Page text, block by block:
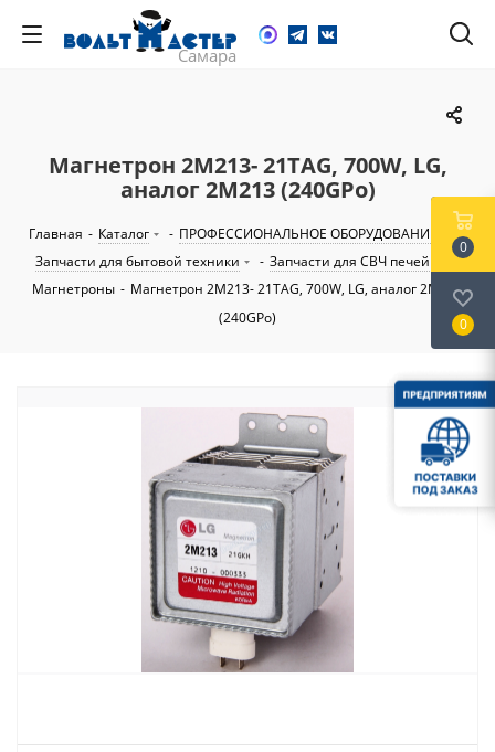
Магнетрон 2M213- 21TAG, 700W, LG,
аналог 2M213 (240GPo)
Главная - Каталог - ПРОФЕССИОНАЛЬНОЕ ОБОРУДОВАНИЕ
-
Запчасти для бытовой техники
- Запчасти для СВЧ печей
Магнетроны - Магнетрон 2M213- 21TAG, 700W, LG, аналог 2M213
(240GPo)
0
0